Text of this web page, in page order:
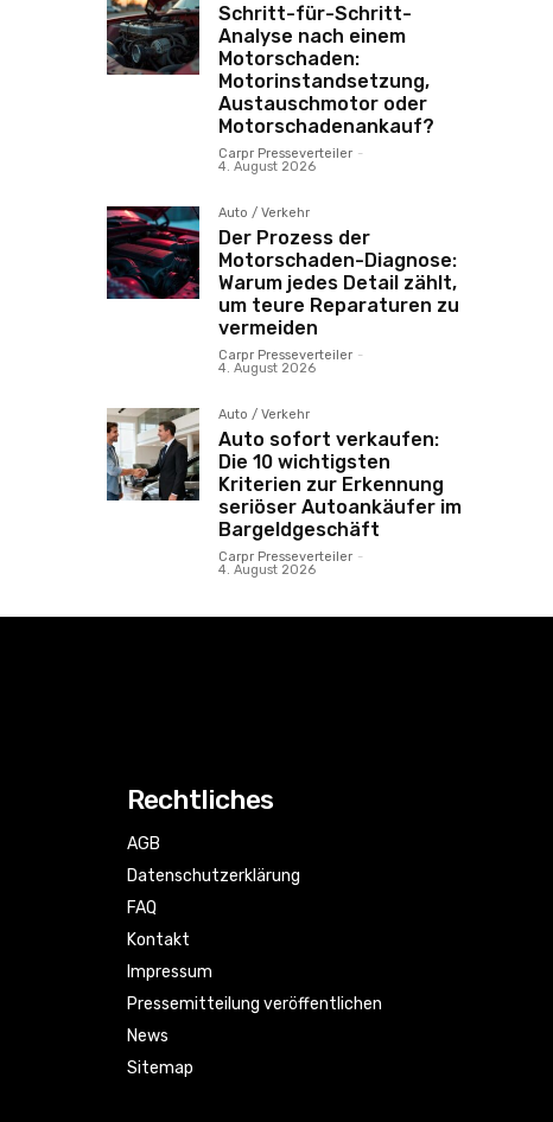
Schritt-für-Schritt-
Analyse nach einem
Motorschaden:
Motorinstandsetzung,
Austauschmotor oder
Motorschadenankauf?
Carpr Presseverteiler -
4. August 2026
Auto / Verkehr
Der Prozess der
Motorschaden-Diagnose:
Warum jedes Detail zählt,
um teure Reparaturen zu
vermeiden
Carpr Presseverteiler -
4. August 2026
Auto / Verkehr
Auto sofort verkaufen:
Die 10 wichtigsten
Kriterien zur Erkennung
seriöser Autoankäufer im
Bargeldgeschäft
Carpr Presseverteiler -
4. August 2026
Rechtliches
AGB
Datenschutzerklärung
FAQ
Kontakt
Impressum
Pressemitteilung veröffentlichen
News
Sitemap